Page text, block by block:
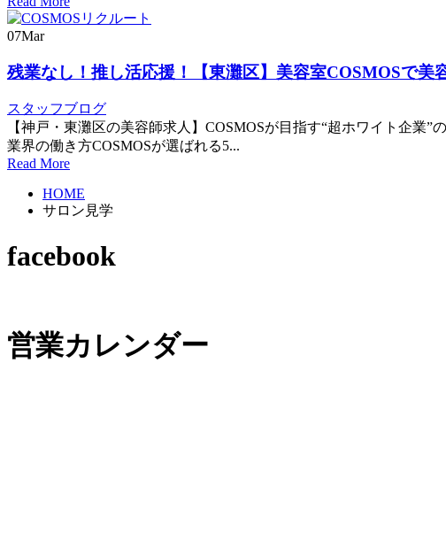
07Mar
残業なし！推し活応援！【東灘区】美容室COSMOSで美
スタッフブログ
【神戸・東灘区の美容師求人】COSMOSが目指す“超ホワイト企業
業界の働き方COSMOSが選ばれる5...
Read More
HOME
サロン見学
facebook
営業カレンダー